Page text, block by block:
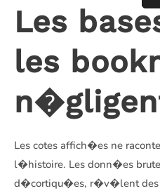
Les
les
Les cotes affich�es ne
l�histoire. Les donn�es
d�cortiqu�es, r�v�lent des